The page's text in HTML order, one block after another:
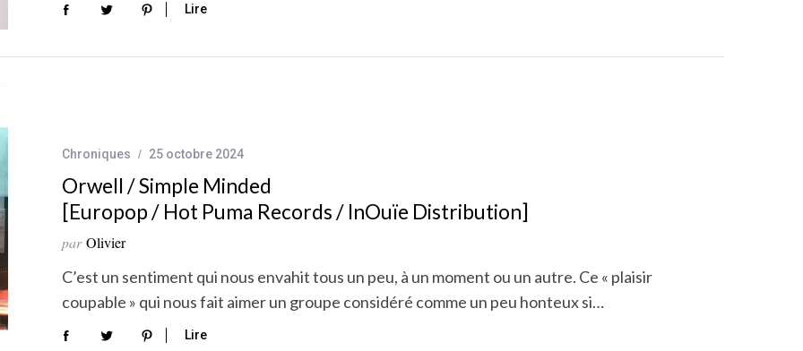
Lire
Chroniques 25 octobre 2024
Orwell / Simple Minded
[Europop / Hot Puma Records / InOuïe Distribution]
par Olivier
C’est un sentiment qui nous envahit tous un peu, à un moment ou un autre. Ce « plaisir
coupable » qui nous fait aimer un groupe considéré comme un peu honteux si…
Lire